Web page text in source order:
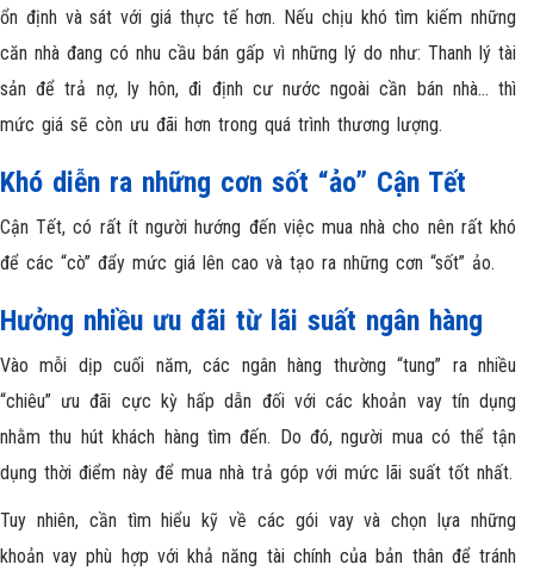
ổn định và sát với giá thực tế hơn. Nếu chịu khó tìm kiếm những
căn nhà đang có nhu cầu bán gấp vì những lý do như: Thanh lý tài
sản để trả nợ, ly hôn, đi định cư nước ngoài cần bán nhà… thì
mức giá sẽ còn ưu đãi hơn trong quá trình thương lượng.
Khó diễn ra những cơn sốt “ảo” Cận Tết
Cận Tết, có rất ít người hướng đến việc mua nhà cho nên rất khó
để các “cò” đẩy mức giá lên cao và tạo ra những cơn “sốt” ảo.
Hưởng nhiều ưu đãi từ lãi suất ngân hàng
Vào mỗi dịp cuối năm, các ngân hàng thường “tung” ra nhiều
“chiêu” ưu đãi cực kỳ hấp dẫn đối với các khoản vay tín dụng
nhằm thu hút khách hàng tìm đến. Do đó, người mua có thể tận
dụng thời điểm này để mua nhà trả góp với mức lãi suất tốt nhất.
Tuy nhiên, cần tìm hiểu kỹ về các gói vay và chọn lựa những
khoản vay phù hợp với khả năng tài chính của bản thân để tránh